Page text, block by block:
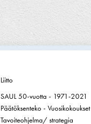
Liitto
SAUL 50-vuotta - 1971-2021
Päätöksenteko - Vuosikokoukset
Tavoiteohjelma/ strategia